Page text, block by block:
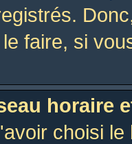
faire, si
horaire
choisi